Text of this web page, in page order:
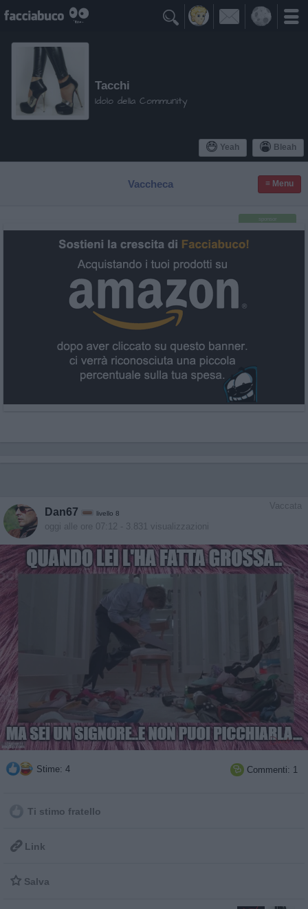

Yeah Bleah
Tacchi
Idolo della Community
Vaccheca ≡ Menu
Vaccata
Dan67 livello 8
oggi alle ore 07:12 - 3.831 visualizzazioni
Stime: 4  Commenti: 1
Ti stimo fratello
 Link
 Salva